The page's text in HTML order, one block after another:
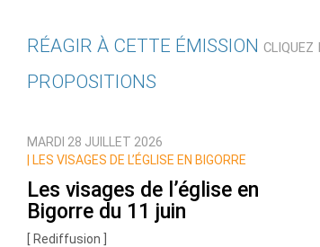
RÉAGIR À CETTE ÉMISSION CLIQUEZ
Nom
Courriel (non publié)
PROPOSITIONS
MARDI 28 JUILLET 2026
LES VISAGES DE L’ÉGLISE EN BIGORRE
Les visages de l’église en
Bigorre du 11 juin
[ Rediffusion ]